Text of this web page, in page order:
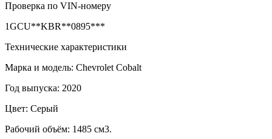
Проверка по VIN-номеру
1GCU**KBR**0895***
Технические характеристики
Марка и модель: Chevrolet Cobalt
Год выпуска: 2020
Цвет: Серый
Рабочий объём: 1485 см3.